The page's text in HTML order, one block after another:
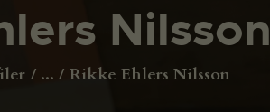
Nilsson
... Rikke Ehlers Nilsson